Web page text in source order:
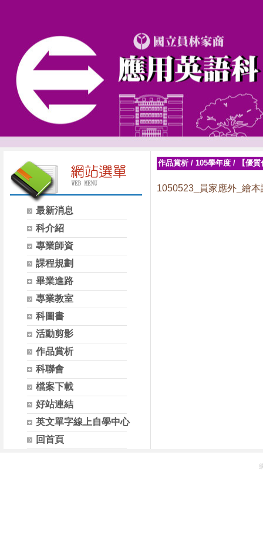
最新消息
科介紹
專業師資
課程規劃
畢業進路
專業教室
科圖書
活動剪影
作品賞析
科聯會
檔案下載
好站連結
英文單字線上自學中心
回首頁
作品賞析 / 105學年度 / 【優
1050523_員家應外_繪